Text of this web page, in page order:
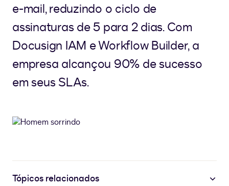
e-mail, reduzindo o ciclo de
assinaturas de 5 para 2 dias. Com
Docusign IAM e Workflow Builder, a
empresa alcançou 90% de sucesso
em seus SLAs.
Tópicos relacionados